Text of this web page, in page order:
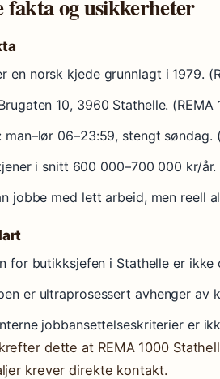
fakta og usikkerheter
en norsk kjede grunnlagt i 1979.
10, 3960 Stathelle.
man–lør 06–23:59, stengt søndag.
i snitt 600 000–700 000 kr/år.
jobbe med lett arbeid, men reell
for butikksjefen i Stathelle er ikke
er ultraprosessert avhenger av
jobbansettelseskriterier er
dette at REMA 1000
krever direkte kontakt.